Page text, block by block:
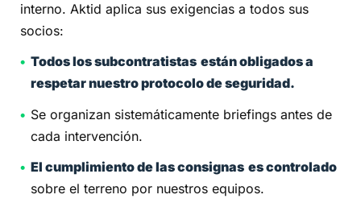
interno. Aktid aplica sus exigencias a todos sus
socios:
Todos los subcontratistas están obligados a
respetar nuestro protocolo de seguridad.
Se organizan sistemáticamente briefings antes de
cada intervención.
El cumplimiento de las consignas es controlado
sobre el terreno por nuestros equipos.